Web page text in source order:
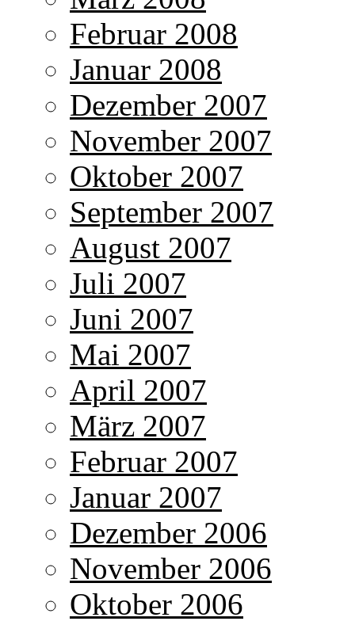
Februar 2008
Januar 2008
Dezember 2007
November 2007
Oktober 2007
September 2007
August 2007
Juli 2007
Juni 2007
Mai 2007
April 2007
März 2007
Februar 2007
Januar 2007
Dezember 2006
November 2006
Oktober 2006